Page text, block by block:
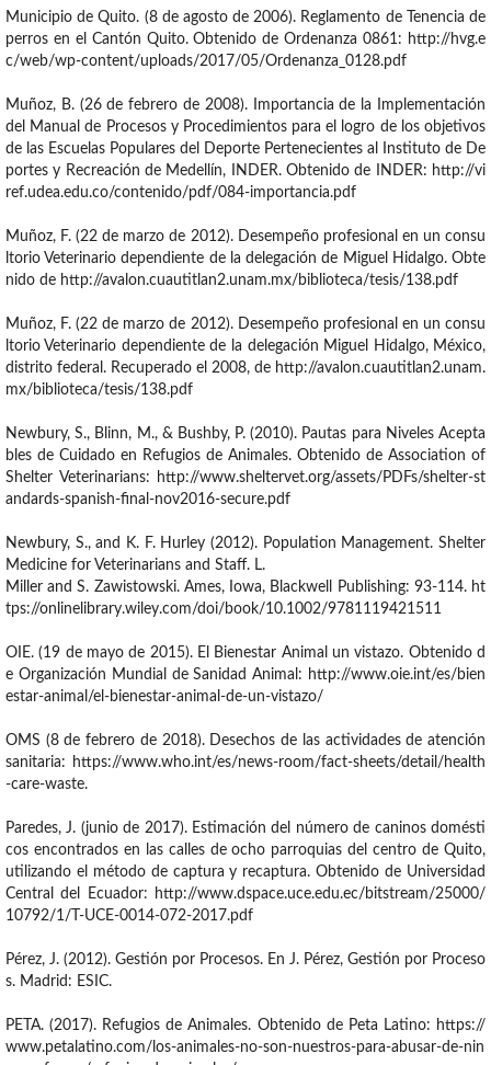
Municipio de Quito. (8 de agosto de 2006). Reglamento de Tenencia de
perros en el Cantón Quito. Obtenido de Ordenanza 0861: http://hvg.e
c/web/wp-content/uploads/2017/05/Ordenanza_0128.pdf
Muñoz, B. (26 de febrero de 2008). Importancia de la Implementación
del Manual de Procesos y Procedimientos para el logro de los objetivos
de las Escuelas Populares del Deporte Pertenecientes al Instituto de De
portes y Recreación de Medellín, INDER. Obtenido de INDER: http://vi
ref.udea.edu.co/contenido/pdf/084-importancia.pdf
Muñoz, F. (22 de marzo de 2012). Desempeño profesional en un consu
ltorio Veterinario dependiente de la delegación de Miguel Hidalgo. Obte
nido de http://avalon.cuautitlan2.unam.mx/biblioteca/tesis/138.pdf
Muñoz, F. (22 de marzo de 2012). Desempeño profesional en un consu
ltorio Veterinario dependiente de la delegación Miguel Hidalgo, México,
distrito federal. Recuperado el 2008, de http://avalon.cuautitlan2.unam.
mx/biblioteca/tesis/138.pdf
Newbury, S., Blinn, M., & Bushby, P. (2010). Pautas para Niveles Acepta
bles de Cuidado en Refugios de Animales. Obtenido de Association of
Shelter Veterinarians: http://www.sheltervet.org/assets/PDFs/shelter-st
andards-spanish-final-nov2016-secure.pdf
Newbury, S., and K. F. Hurley (2012). Population Management. Shelter
Medicine for Veterinarians and Staff. L.
Miller and S. Zawistowski. Ames, Iowa, Blackwell Publishing: 93-114. ht
tps://onlinelibrary.wiley.com/doi/book/10.1002/9781119421511
OIE. (19 de mayo de 2015). El Bienestar Animal un vistazo. Obtenido d
e Organización Mundial de Sanidad Animal: http://www.oie.int/es/bien
estar-animal/el-bienestar-animal-de-un-vistazo/
OMS (8 de febrero de 2018). Desechos de las actividades de atención
sanitaria: https://www.who.int/es/news-room/fact-sheets/detail/health
-care-waste.
Paredes, J. (junio de 2017). Estimación del número de caninos domésti
cos encontrados en las calles de ocho parroquias del centro de Quito,
utilizando el método de captura y recaptura. Obtenido de Universidad
Central del Ecuador: http://www.dspace.uce.edu.ec/bitstream/25000/
10792/1/T-UCE-0014-072-2017.pdf
Pérez, J. (2012). Gestión por Procesos. En J. Pérez, Gestión por Proceso
s. Madrid: ESIC.
PETA. (2017). Refugios de Animales. Obtenido de Peta Latino: https://
www.petalatino.com/los-animales-no-son-nuestros-para-abusar-de-nin